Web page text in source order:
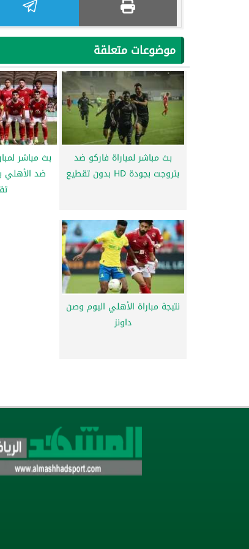
موضوعات متعلقة
بث مباشر لمباراة فاركو ضد
بتروجت بجودة HD بدون تقطيع
بث مباشر
نتيجة مباراة الأهلي اليوم وصن
داونز